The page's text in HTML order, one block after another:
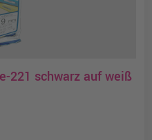
221 schwarz auf weiß